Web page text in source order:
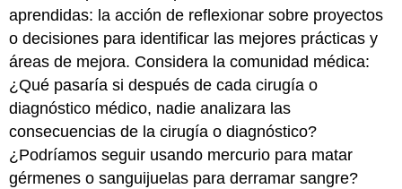
aprendidas: la acción de reflexionar sobre proyectos
o decisiones para identificar las mejores prácticas y
áreas de mejora. Considera la comunidad médica:
¿Qué pasaría si después de cada cirugía o
diagnóstico médico, nadie analizara las
consecuencias de la cirugía o diagnóstico?
¿Podríamos seguir usando mercurio para matar
gérmenes o sanguijuelas para derramar sangre?